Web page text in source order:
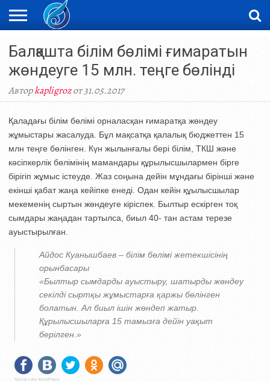
НОВОСТИ
ВИДЕО
ФОТОРЕПОРТАЖИ
ОРКЕН
LIVETV
Балқашта білім бөлімі ғимаратын
жөндеуге 15 млн. теңге бөлінді
Авторkapligrozот 31.05.2017
Қаладағы білім бөлімі орналасқан ғимаратқа жөндеу
жұмыстары жасалуда. Бұл мақсатқа қалалық бюджеттен 15
млн теңге бөлінген. Күн жылынғалы бері білім, ТКШ және
кәсіпкерлік бөлімінің мамандары құрылысшылармен бірге
бірігіп жұмыс істеуде. Жаз соңына дейін мұндағы бірінші және
екінші қабат жаңа кейіпке енеді. Одан кейін құылысшылар
мекеменің сыртын жөндеуге кіріспек. Былтыр ескірген тоқ
сымдары жаңадан тартылса, биыл 40- тан астам терезе
ауыстырылған.
Айдос Куанышбаев – білім бөлімі жетекшісінің
орынбасары
«Былтыр сымдарды ауыстыру, шатырды жөндеу
секілді сыртқы жұмыстарға қаржы бөлінген
болатын. Ал биыл ішін жөндеп жатыр.
Құрылысшыларға 15 тамызға дейін уақыт
берілген.»
Social Like WordPress